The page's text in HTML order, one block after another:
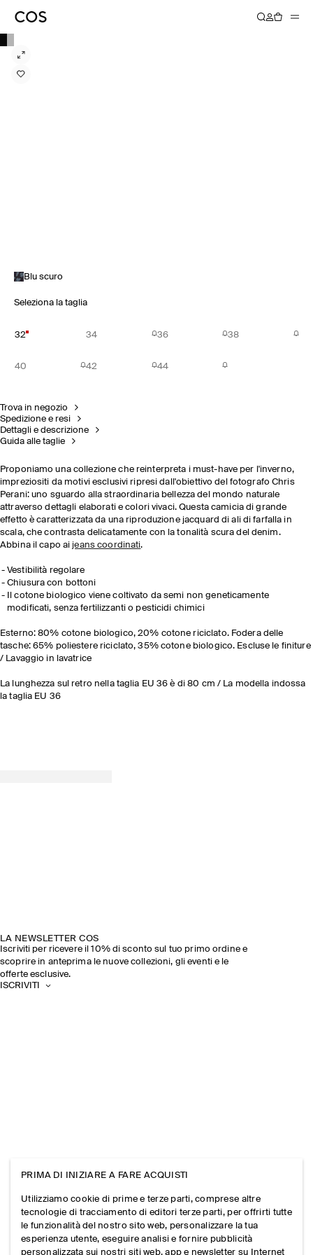
Blu scuro
Seleziona la taglia
32 34 36 38
40 42 44
Trova in negozio
Spedizione e resi
Dettagli e descrizione
Guida alle taglie
Proponiamo una collezione che reinterpreta i must-have per l'inverno,
impreziositi da motivi esclusivi ripresi dall'obiettivo del fotografo Chris
Perani: uno sguardo alla straordinaria bellezza del mondo naturale
attraverso dettagli elaborati e colori vivaci. Questa camicia di grande
effetto è caratterizzata da una riproduzione jacquard di ali di farfalla in
scala, che contrasta delicatamente con la tonalità scura del denim.
Abbina il capo ai jeans coordinati.
Vestibilità regolare
Chiusura con bottoni
Il cotone biologico viene coltivato da semi non geneticamente
modificati, senza fertilizzanti o pesticidi chimici
Esterno: 80% cotone biologico, 20% cotone riciclato. Fodera delle
tasche: 65% poliestere riciclato, 35% cotone biologico. Escluse le finiture
/ Lavaggio in lavatrice
La lunghezza sul retro nella taglia EU 36 è di 80 cm / La modella indossa
la taglia EU 36
LA NEWSLETTER COS
Iscriviti per ricevere il 10% di sconto sul tuo primo ordine e
scoprire in anteprima le nuove collezioni, gli eventi e le
offerte esclusive.
ISCRIVITI
PRIMA DI INIZIARE A FARE ACQUISTI
Utilizziamo cookie di prime e terze parti, comprese altre
tecnologie di tracciamento di editori terze parti, per offrirti tutte
le funzionalità del nostro sito web, personalizzare la tua
esperienza utente, eseguire analisi e fornire pubblicità
personalizzata sui nostri siti web, app e newsletter su Internet